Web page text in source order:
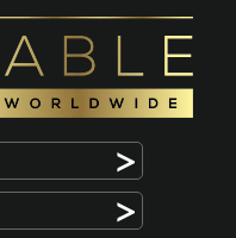
>
>